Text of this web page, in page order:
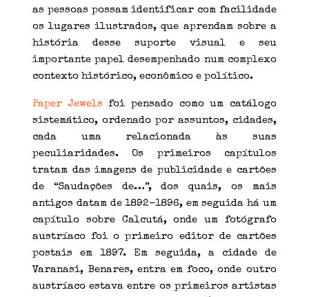
as pessoas possam identificar com facilidade
os lugares ilustrados, que aprendam sobre a
história desse suporte visual e seu
importante papel desempenhado num complexo
contexto histórico, econômico e político.
Paper Jewels foi pensado como um catálogo
sistemático, ordenado por assuntos, cidades,
cada uma relacionada às suas
peculiaridades. Os primeiros capítulos
tratam das imagens de publicidade e cartões
de “Saudações de…”, dos quais, os mais
antigos datam de 1892-1896, em seguida há um
capítulo sobre Calcutá, onde um fotógrafo
austríaco foi o primeiro editor de cartões
postais em 1897. Em seguida, a cidade de
Varanasi, Benares, entra em foco, onde outro
austríaco estava entre os primeiros artistas